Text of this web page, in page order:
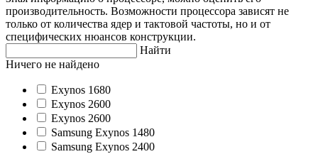
производительность. Возможности процессора зависят не
только от количества ядер и тактовой частоты, но и от
специфических нюансов конструкции.
Найти
Ничего не найдено
Exynos 1680
Exynos 2600
Exynos 2600
Samsung Exynos 1480
Samsung Exynos 2400